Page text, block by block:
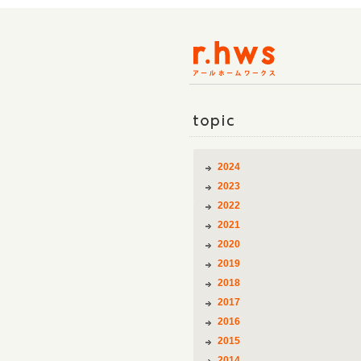
2024
2023
2022
2021
2020
2019
2018
2017
2016
2015